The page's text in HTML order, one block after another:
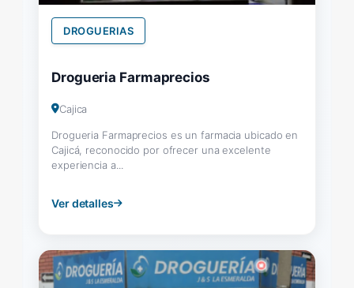
DROGUERIAS
Drogueria Farmaprecios
Cajica
Drogueria Farmaprecios es un farmacia ubicado en
Cajicá, reconocido por ofrecer una excelente
experiencia a...
Ver detalles